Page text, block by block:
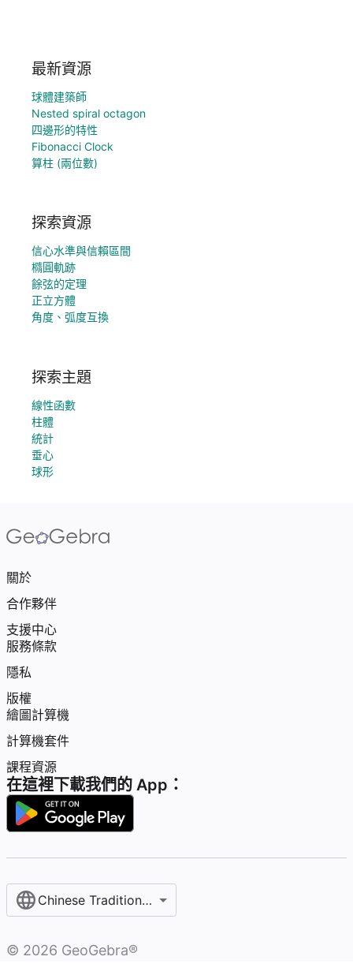
最新資源
球體建築師
Nested spiral octagon
四邊形的特性
Fibonacci Clock
算柱 (兩位數)
探索資源
信心水準與信賴區間
橢圓軌跡
餘弦的定理
正立方體
角度、弧度互換
探索主題
線性函數
柱體
統計
垂心
球形
關於
合作夥伴
支援中心
服務條款
隱私
版權
繪圖計算機
計算機套件
課程資源
在這裡下載我們的 App：
Chinese Traditional / 繁體中文
© 2026 GeoGebra®